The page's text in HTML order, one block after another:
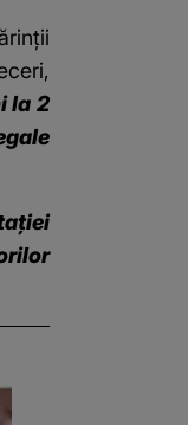
la 2